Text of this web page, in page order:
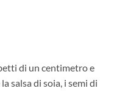
di un centimetro e
salsa di soia, i semi di